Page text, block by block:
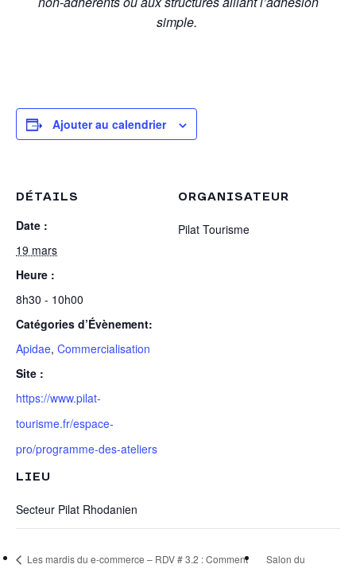
simple.
Ajouter au calendrier
DÉTAILS
Date :
19 mars
Heure :
8h30 - 10h00
Catégories d’Évènement:
Apidae, Commercialisation
Site :
https://www.pilat-
tourisme.fr/espace-
pro/programme-des-ateliers
LIEU
Secteur Pilat Rhodanien
ORGANISATEUR
Pilat Tourisme
Les mardis du e-commerce – RDV # 3.2 : Comment
Salon du